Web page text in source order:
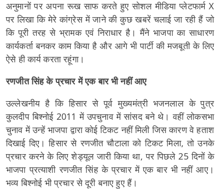
अनुमानों पर अपना रूख साफ करते हुए सोशल मीडिया प्लेटफार्म X
पर लिखा कि मेरे कांग्रेस में जाने की कुछ खबरें चलाई जा रही हैं जो
कि पूरी तरह से भ्रामक एवं निराधार है। मैंने भाजपा का साधारण
कार्यकर्ता बनकर काम किया है और आगे भी पार्टी की मजबूती के लिए
ऐसे ही कार्य करता रहूंगा।
रणजीत सिंह के प्रचार में एक बार भी नहीं आए
उल्लेखनीय है कि हिसार से पूर्व मुख्यमंत्री भजनलाल के पुत्र
कुलदीप बिश्नोई 2011 में उपचुनाव में सांसद बने थे। वहीं लोकसभा
चुनाव में उन्हें भाजपा द्वारा कोई टिकट नहीं मिली जिस कारण वे हताश
दिखाई दिए। हिसार से रणजीत चौटाला को टिकट मिला, तो उनके
प्रचार करने के लिए शेड्यूल जारी किया था, पर पिछले 25 दिनों के
भाजपा प्रत्याशी रणजीत सिंह के प्रचार में एक बार भी नहीं आए।
भव्य बिश्नोई भी प्रचार से दूरी बनाए हुए हैं।